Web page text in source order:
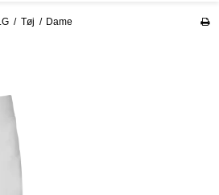
/ Tøj / Dame